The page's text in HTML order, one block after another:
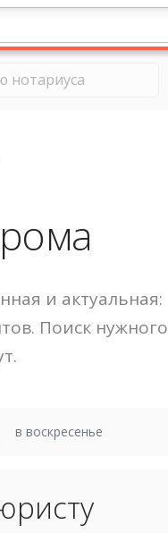
и актуальная:
Поиск нужного
в воскресенье